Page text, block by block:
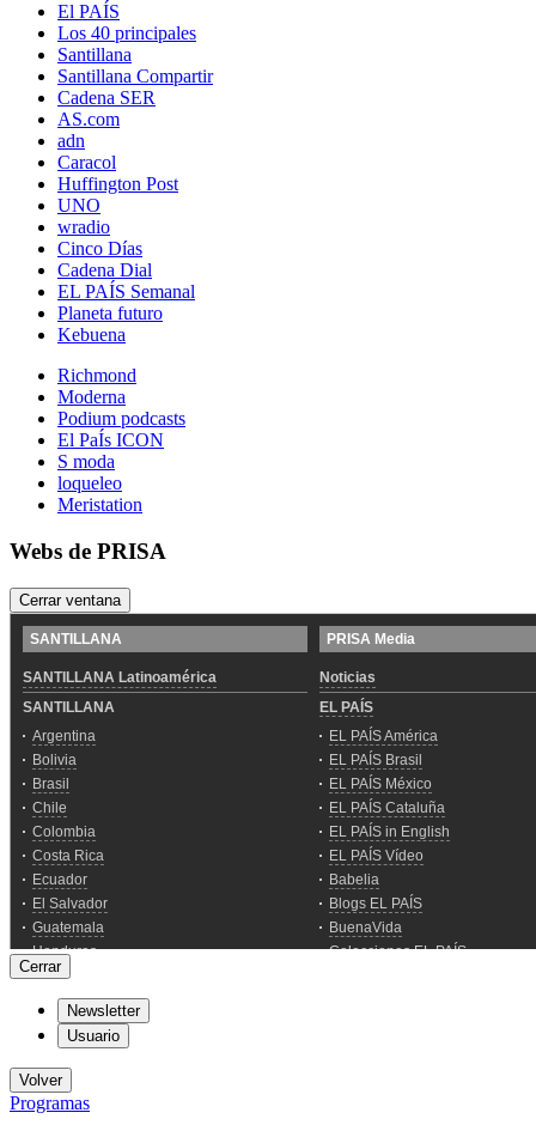
El PAÍS
Los 40 principales
Santillana
Santillana Compartir
Cadena SER
AS.com
adn
Caracol
Huffington Post
UNO
wradio
Cinco Días
Cadena Dial
EL PAÍS Semanal
Planeta futuro
Kebuena
Richmond
Moderna
Podium podcasts
El PaÍs ICON
S moda
loqueleo
Meristation
Webs de PRISA
Cerrar ventana
Cerrar
Newsletter
Usuario
Volver
Programas